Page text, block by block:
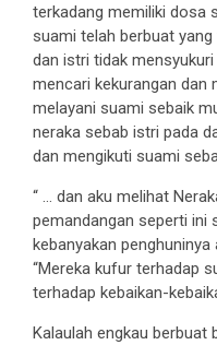
terkadang memiliki dosa
suami telah berbuat
dan istri tidak
mencari kekurangan dan
melayani suami sebaik
neraka sebab istri pada
dan mengikuti suami
“ … dan aku melihat
pemandangan seperti ini
kebanyakan
“Mereka kufur terhadap
terhadap kebaikan-
Kalaulah engkau berbuat